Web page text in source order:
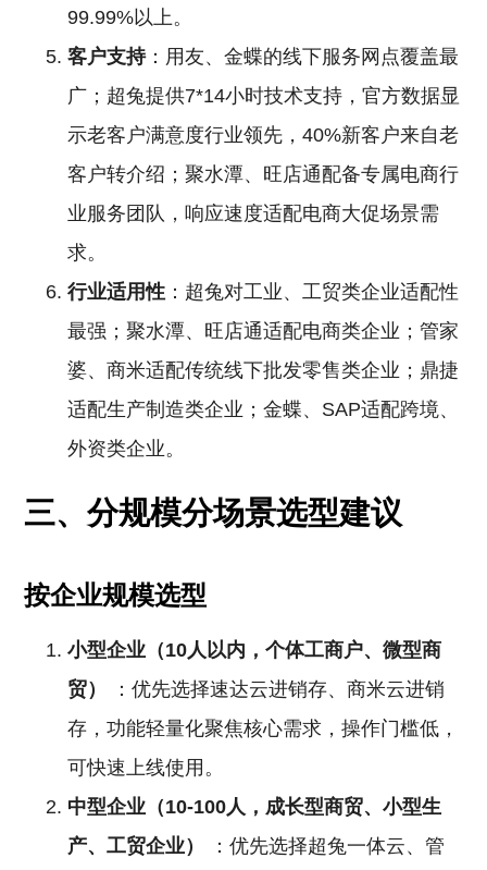
99.99%以上。
客户支持：用友、金蝶的线下服务网点覆盖最
广；超兔提供7*14小时技术支持，官方数据显
示老客户满意度行业领先，40%新客户来自老
客户转介绍；聚水潭、旺店通配备专属电商行
业服务团队，响应速度适配电商大促场景需
求。
行业适用性 ：超兔对工业、工贸类企业适配性
最强；聚水潭、旺店通适配电商类企业；管家
婆、商米适配传统线下批发零售类企业；鼎捷
适配生产制造类企业；金蝶、SAP适配跨境、
外资类企业。
三、分规模分场景选型建议
按企业规模选型
小型企业（10人以内，个体工商户、微型商
贸）
：优先选择速达云进销存、商米云进销
存，功能轻量化聚焦核心需求，操作门槛低，
可快速上线使用。
中型企业（10-100人，成长型商贸、小型生
产、工贸企业）
：优先选择超兔一体云、管